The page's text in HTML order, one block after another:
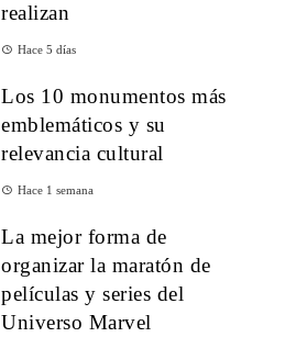
realizan
Hace 5 días
Los 10 monumentos más
emblemáticos y su
relevancia cultural
Hace 1 semana
La mejor forma de
organizar la maratón de
películas y series del
Universo Marvel